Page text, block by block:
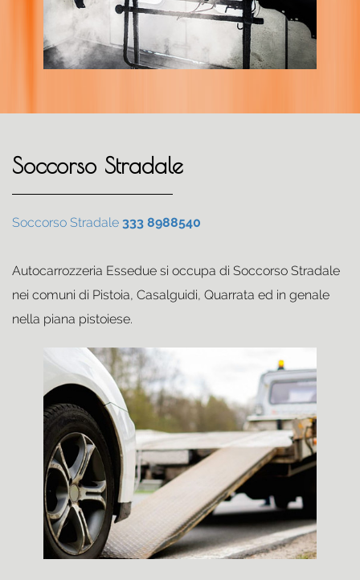
Soccorso Stradale
Soccorso Stradale 333 8988540
Autocarrozzeria Essedue si occupa di Soccorso Stradale
nei comuni di Pistoia, Casalguidi, Quarrata ed in genale
nella piana pistoiese.
Soccorso Stradale